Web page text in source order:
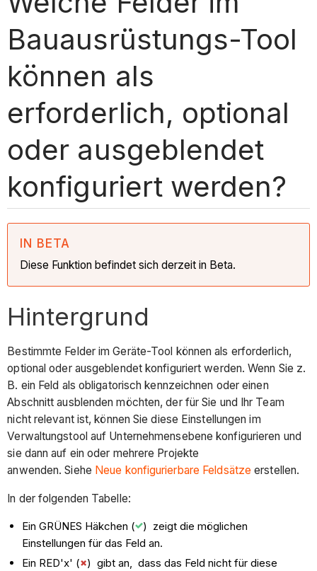
Bauausrüstungs-Tool
können als
erforderlich, optional
oder ausgeblendet
konfiguriert werden?
IN BETA
Diese Funktion befindet sich derzeit in Beta.
Hintergrund
Bestimmte Felder im Geräte-Tool können als erforderlich,
optional oder ausgeblendet konfiguriert werden. Wenn Sie z.
B. ein Feld als obligatorisch kennzeichnen oder einen
Abschnitt ausblenden möchten, der für Sie und Ihr Team
nicht relevant ist, können Sie diese Einstellungen im
Verwaltungstool auf Unternehmensebene konfigurieren und
sie dann auf ein oder mehrere Projekte
anwenden. Siehe Neue konfigurierbare Feldsätze erstellen.
In der folgenden Tabelle:
Ein GRÜNES Häkchen (
) zeigt die möglichen
Einstellungen für das Feld an.
Ein RED'x' (
) gibt an, dass das Feld nicht für diese